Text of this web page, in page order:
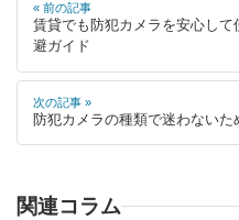
« 前の記事
賃貸でも防犯カメラを安心し
避ガイド
次の記事 »
防犯カメラの種類で迷わないた
関連コラム